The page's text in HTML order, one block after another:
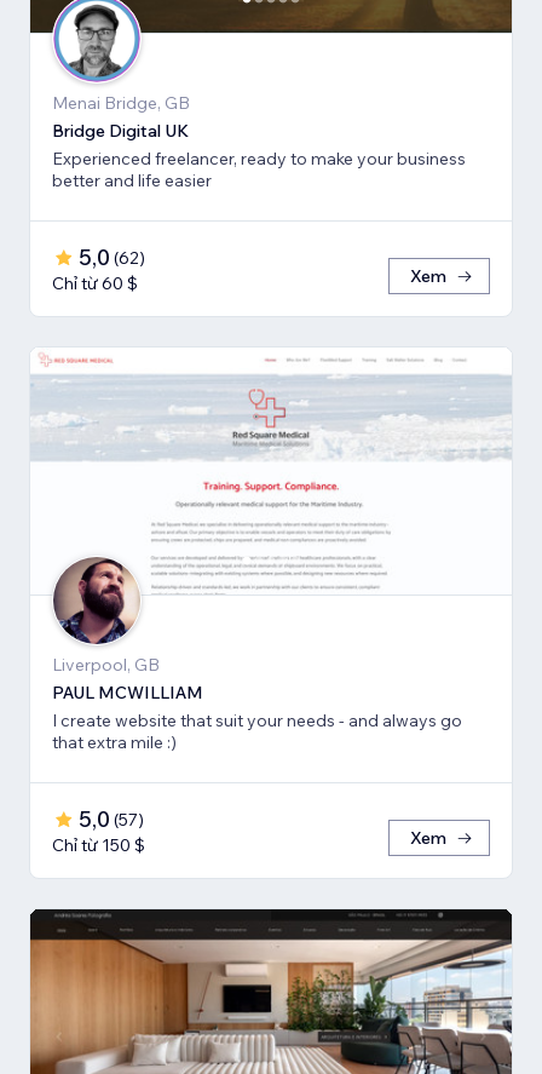
Menai Bridge, GB
Bridge Digital UK
Experienced freelancer, ready to make your business
better and life easier
5,0 (62)
Chỉ từ 60 $
Xem
Liverpool, GB
PAUL MCWILLIAM
I create website that suit your needs - and always go
that extra mile :)
5,0 (57)
Chỉ từ 150 $
Xem